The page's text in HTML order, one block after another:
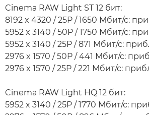
Cinema RAW Light ST 12 бит:
8192 x 4320 / 25P / 1650 Мбит/с:
5952 x 3140 / 50P / 1750 Мбит/с:
5952 x 3140 / 25P / 871 Мбит/с:
2976 x 1570 / 50P / 441 Мбит/с:
2976 x 1570 / 25P / 221 Мбит/с:
Cinema RAW Light HQ 12 бит:
5952 x 3140 / 25P / 1770 Мбит/с: